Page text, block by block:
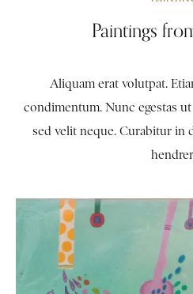
Paintings
Aliquam erat volutpat.
condimentum. Nunc egestas
sed velit neque. Curabitur in